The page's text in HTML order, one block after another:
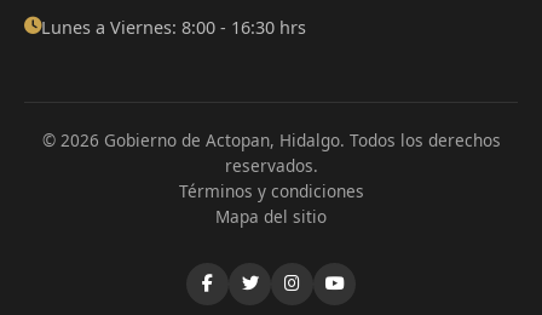
Lunes a Viernes: 8:00 - 16:30 hrs
© 2026 Gobierno de Actopan, Hidalgo. Todos los derechos
reservados.
Términos y condiciones
Mapa del sitio